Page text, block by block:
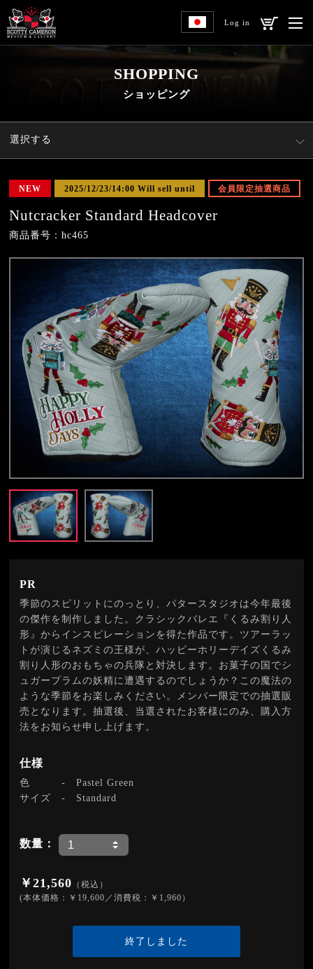
Log in
SHOPPING
ショッピング
選択する
NEW 2025/12/23/14:00 Will sell until 会員限定抽選商品
Nutcracker Standard Headcover
商品番号：hc465
PR
季節のスピリットにのっとり、パタースタジオは今年最後
の傑作を制作しました。クラシックバレエ『くるみ割り人
形』からインスピレーションを得た作品です。ツアーラッ
トが演じるネズミの王様が、ハッピーホリーデイズくるみ
割り人形のおもちゃの兵隊と対決します。お菓子の国でシ
ュガープラムの妖精に遭遇するのでしょうか？この魔法の
ような季節をお楽しみください。メンバー限定での抽選販
売となります。抽選後、当選されたお客様にのみ、購入方
法をお知らせ申し上げます。
仕様
色 -Pastel Green
サイズ - Standard
数量：
￥21,560 （税込）
(本体価格：￥19,600／消費税：￥1,960）
終了しました